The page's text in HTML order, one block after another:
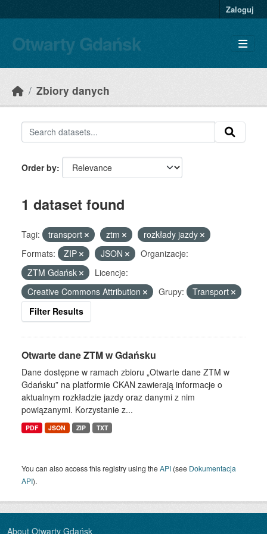
Zaloguj
Otwarty Gdańsk
Zbiory danych
Order by
1 dataset found
Tagi: transport ztm
rozkłady jazdy
Formats:
ZIP JSON
Organizacje:
ZTM Gdańsk
Licencje:
Creative Commons Attribution
Grupy:
Transport
Filter Results
Otwarte dane ZTM w Gdańsku
Dane dostępne w ramach zbioru „Otwarte dane ZTM w
Gdańsku” na platformie CKAN zawierają informacje o
aktualnym rozkładzie jazdy oraz danymi z nim
powiązanymi. Korzystanie z...
PDF JSON ZIP TXT
You can also access this registry using theAPI (see Dokumentacja
API).
About Otwarty Gdańsk